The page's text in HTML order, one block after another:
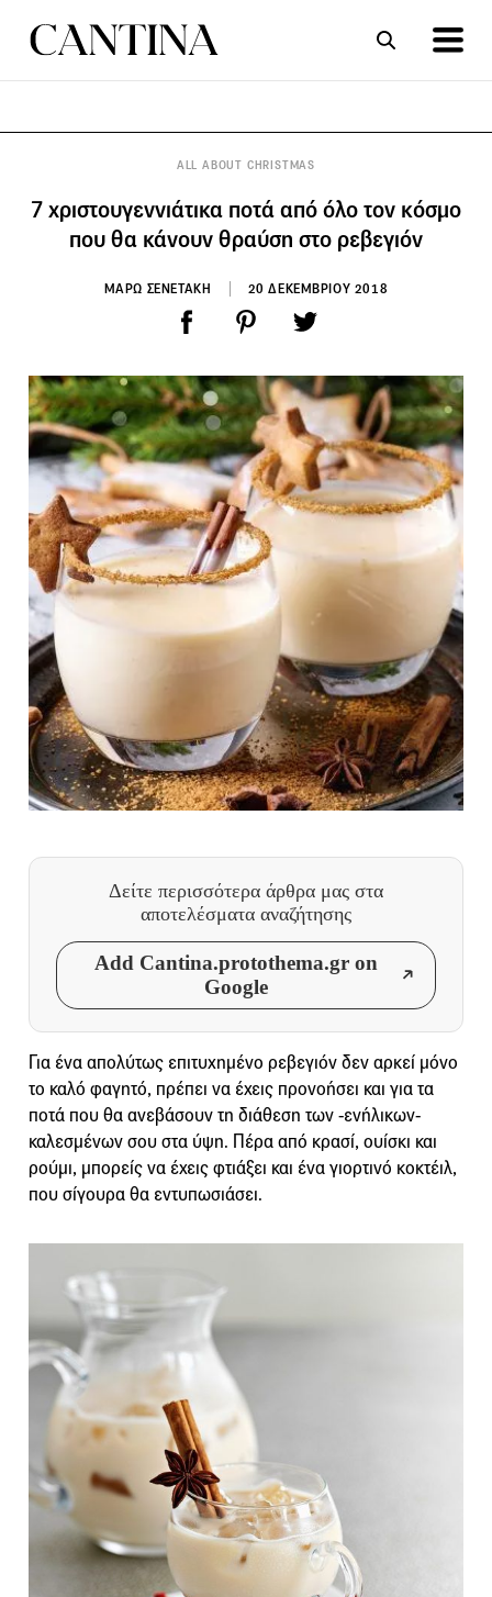
ΑΡΘΡΑ
ALL ABOUT CHRISTMAS
7 χριστουγεννιάτικα ποτά από όλο τον κόσμο
που θα κάνουν θραύση στο ρεβεγιόν
ΜΑΡΩ ΣΕΝΕΤΑΚΗ 20 ΔΕΚΕΜΒΡΙΟΥ 2018
Δείτε περισσότερα άρθρα μας στα
αποτελέσματα αναζήτησης
Add Cantina.protothema.gr on
Google
Για ένα απολύτως επιτυχημένο ρεβεγιόν δεν αρκεί μόνο
το καλό φαγητό, πρέπει να έχεις προνοήσει και για τα
ποτά που θα ανεβάσουν τη διάθεση των -ενήλικων-
καλεσμένων σου στα ύψη. Πέρα από κρασί, ουίσκι και
ρούμι, μπορείς να έχεις φτιάξει και ένα γιορτινό κοκτέιλ,
που σίγουρα θα εντυπωσιάσει.